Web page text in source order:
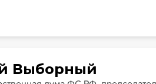
Выборный